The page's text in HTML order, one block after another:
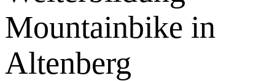
Mountainbike in
Altenberg